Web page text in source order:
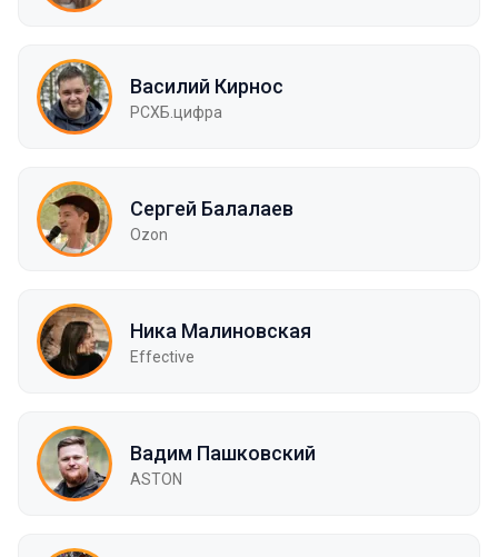
Василий Кирнос
РСХБ.цифра
Сергей Балалаев
Ozon
Ника Малиновская
Effective
Вадим Пашковский
ASTON